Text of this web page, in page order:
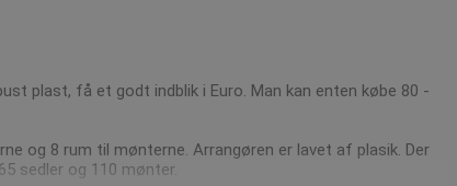
plast, få et godt indblik i Euro. Man kan enten købe 80 -
og 8 rum til mønterne. Arrangøren er lavet af plasik. Der
sedler og 110 mønter.